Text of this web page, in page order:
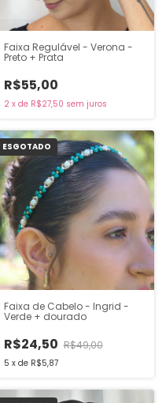
Faixa Regulável - Verona -
Preto + Prata
R$55,00
2 x de R$27,50 sem juros
ESGOTADO
Faixa de Cabelo - Ingrid -
Verde + dourado
R$24,50 R$49,00
5 x de R$5,87